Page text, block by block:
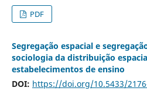
PDF
Segregação espacial e
sociologia da distribuição
estabelecimentos de ensino
DOI: https://doi.org/10.5433/